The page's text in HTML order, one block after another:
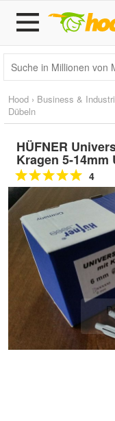
Hood › Business &
Dübeln
HÜFNER
Kragen 5-
4